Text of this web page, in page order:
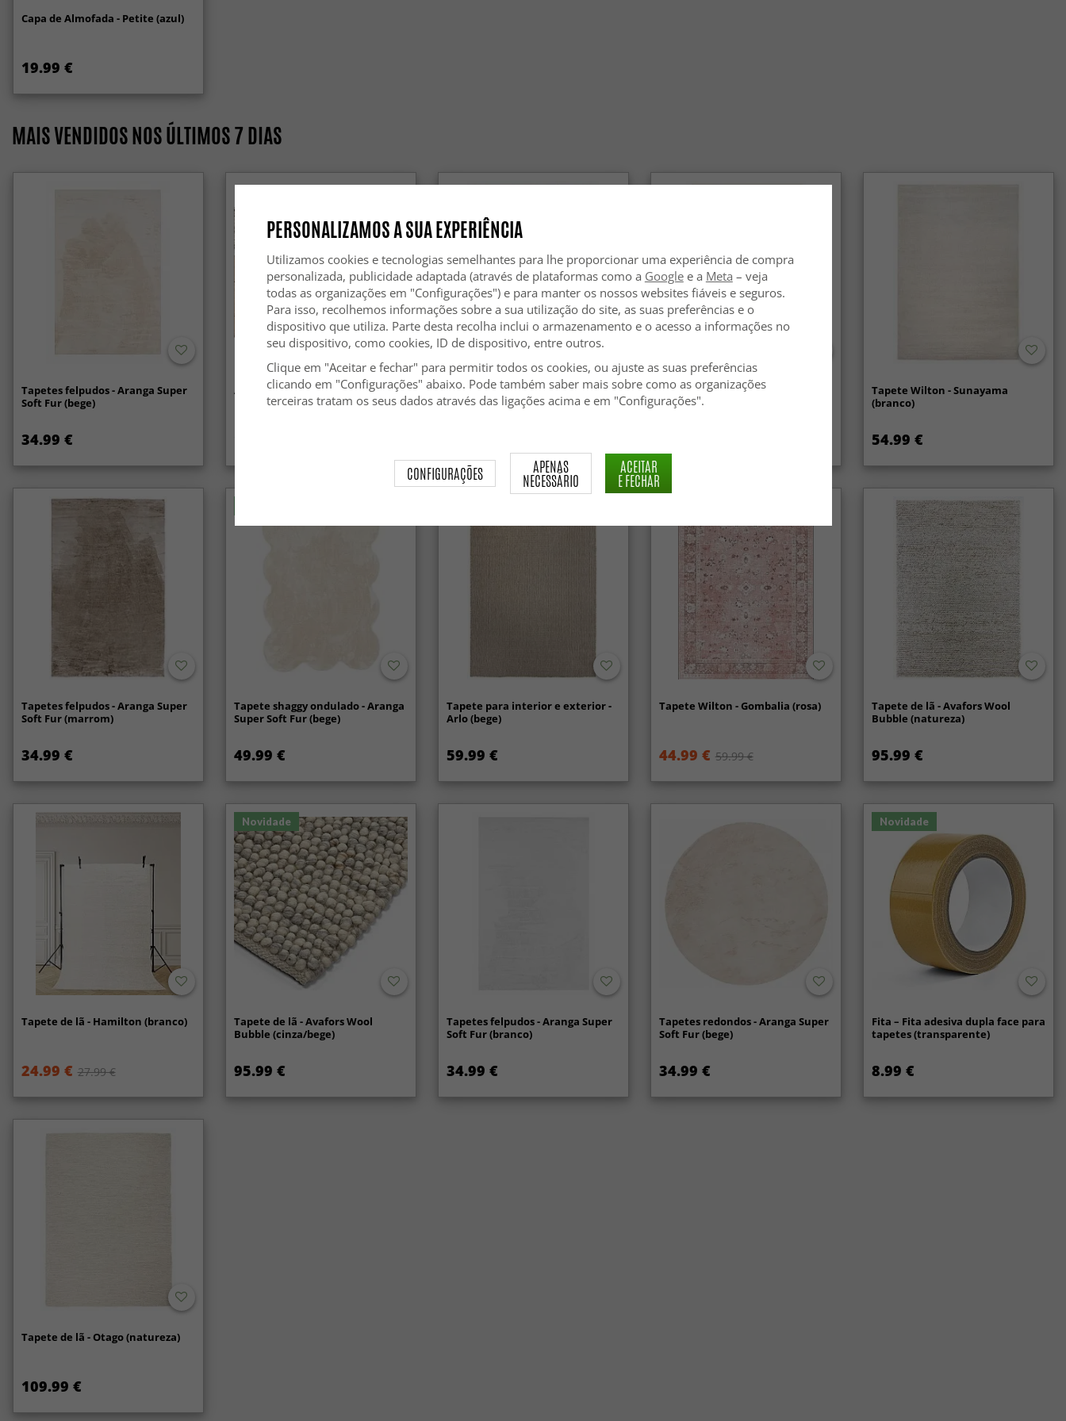
Capa de Almofada - Petite (azul)
19.99 €
MAIS VENDIDOS NOS ÚLTIMOS 7 DIAS
Tapetes felpudos - Aranga Super
Soft Fur (bege)
34.99 €
Anti-slip/Halkskydd
Tapete de lã - Avafors Wool
Bubble (bege)
Tapete de lã - Coastal (creme)
Tapete Wilton - Sunayama
(branco)
54.99 €
Tapetes felpudos - Aranga Super
Soft Fur (marrom)
34.99 €
Tapete shaggy ondulado - Aranga
Super Soft Fur (bege)
49.99 €
Tapete para interior e exterior -
Arlo (bege)
59.99 €
Tapete Wilton - Gombalia (rosa)
44.99 € 59.99 €
Tapete de lã - Avafors Wool
Bubble (natureza)
95.99 €
Tapete de lã - Hamilton (branco)
24.99 € 27.99 €
Novidade
Tapete de lã - Avafors Wool
Bubble (cinza/bege)
95.99 €
Tapetes felpudos - Aranga Super
Soft Fur (branco)
34.99 €
Tapetes redondos - Aranga Super
Soft Fur (bege)
34.99 €
Novidade
Fita – Fita adesiva dupla face para
tapetes (transparente)
8.99 €
Tapete de lã - Otago (natureza)
109.99 €
PERSONALIZAMOS A SUA EXPERIÊNCIA
Utilizamos cookies e tecnologias semelhantes para lhe proporcionar uma experiência de compra
personalizada, publicidade adaptada (através de plataformas como a Googlee a Meta – veja
todas as organizações em "Configurações") e para manter os nossos websites fiáveis e seguros.
Para isso, recolhemos informações sobre a sua utilização do site, as suas preferências e o
dispositivo que utiliza. Parte desta recolha inclui o armazenamento e o acesso a informações no
seu dispositivo, como cookies, ID de dispositivo, entre outros.
Clique em "Aceitar e fechar" para permitir todos os cookies, ou ajuste as suas preferências
clicando em "Configurações" abaixo. Pode também saber mais sobre como as organizações
terceiras tratam os seus dados através das ligações acima e em "Configurações".
CONFIGURAÇÕES APENAS
NECESSÁRIO
ACEITAR
E FECHAR